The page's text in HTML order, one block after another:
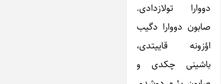
دووارا تولازدادی.
صابون دووارا دگیب
اؤزونه قاییتدی،
باشینی چکدی و